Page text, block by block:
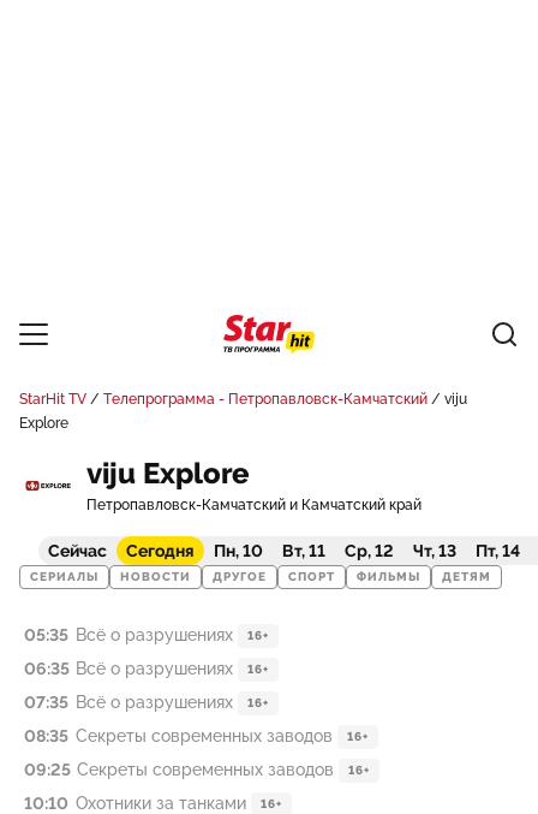
StarHit TV Телепрограмма - Петропавловск-Камчатский
viju
Explore
viju Explore
Петропавловск-Камчатский и Камчатский край
Сейчас Сегодня Пн, 10 Вт, 11 Ср, 12 Чт, 13 Пт, 14
СЕРИАЛЫ НОВОСТИ ДРУГОЕ СПОРТ ФИЛЬМЫ ДЕТЯМ
05:35 Всё о разрушениях 16+
06:35 Всё о разрушениях 16+
07:35 Всё о разрушениях 16+
08:35 Секреты современных заводов 16+
09:25 Секреты современных заводов 16+
10:10 Охотники за танками 16+